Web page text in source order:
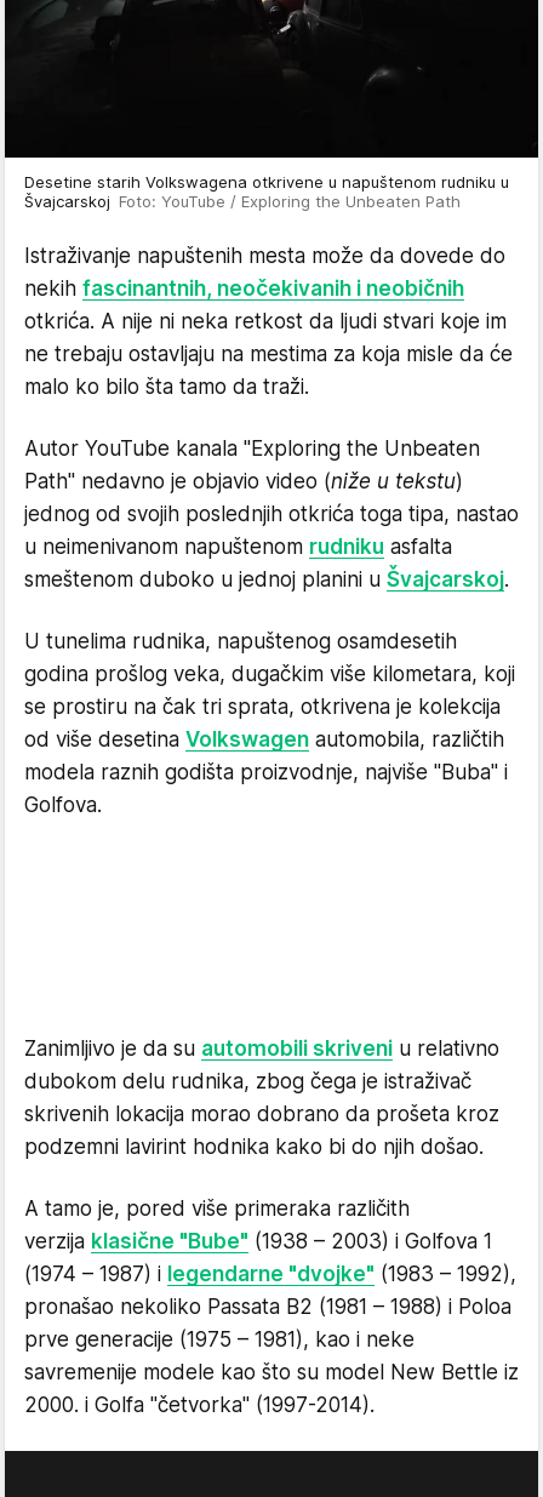
Desetine starih Volkswagena otkrivene u napuštenom rudniku u
Švajcarskoj Foto: YouTube / Exploring the Unbeaten Path
Istraživanje napuštenih mesta može da dovede do
nekih fascinantnih, neočekivanih i neobičnih
otkrića. A nije ni neka retkost da ljudi stvari koje im
ne trebaju ostavljaju na mestima za koja misle da će
malo ko bilo šta tamo da traži.
Autor YouTube kanala "Exploring the Unbeaten
Path" nedavno je objavio video (niže u tekstu)
jednog od svojih poslednjih otkrića toga tipa, nastao
u neimenivanom napuštenom rudniku asfalta
smeštenom duboko u jednoj planini u Švajcarskoj.
U tunelima rudnika, napuštenog osamdesetih
godina prošlog veka, dugačkim više kilometara, koji
se prostiru na čak tri sprata, otkrivena je kolekcija
od više desetina Volkswagen automobila, različtih
modela raznih godišta proizvodnje, najviše "Buba" i
Golfova.
Zanimljivo je da su automobili skriveni u relativno
dubokom delu rudnika, zbog čega je istraživač
skrivenih lokacija morao dobrano da prošeta kroz
podzemni lavirint hodnika kako bi do njih došao.
A tamo je, pored više primeraka različith
verzija klasične "Bube" (1938 – 2003) i Golfova 1
(1974 – 1987) i legendarne "dvojke" (1983 – 1992),
pronašao nekoliko Passata B2 (1981 – 1988) i Poloa
prve generacije (1975 – 1981), kao i neke
savremenije modele kao što su model New Bettle iz
2000. i Golfa "četvorka" (1997-2014).